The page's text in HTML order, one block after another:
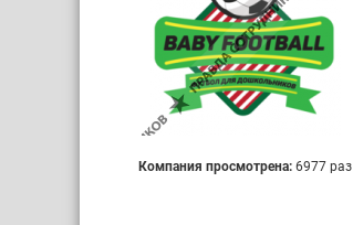
Компания просмотрена:6977 раз